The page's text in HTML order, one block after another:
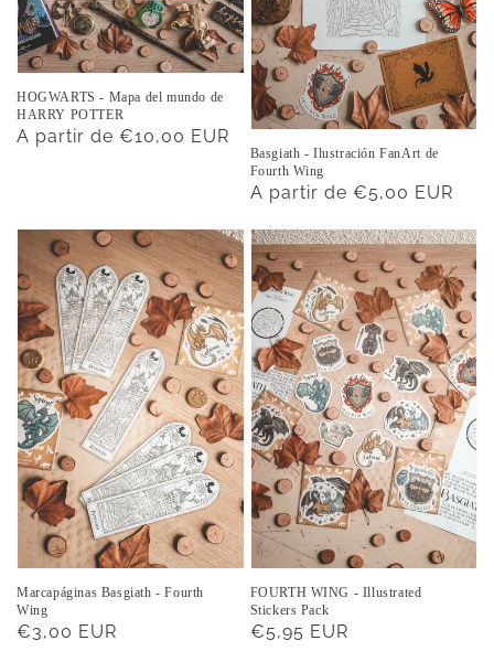
HOGWARTS - Mapa del mundo de
HARRY POTTER
Precio
A partir de €10,00 EUR
Basgiath - Ilustración FanArt de
Fourth Wing
Precio
A partir de €5,00 EUR
Marcapáginas Basgiath - Fourth
Wing
Precio
€3,00 EUR
FOURTH WING - Illustrated
Stickers Pack
Precio
€5,95 EUR